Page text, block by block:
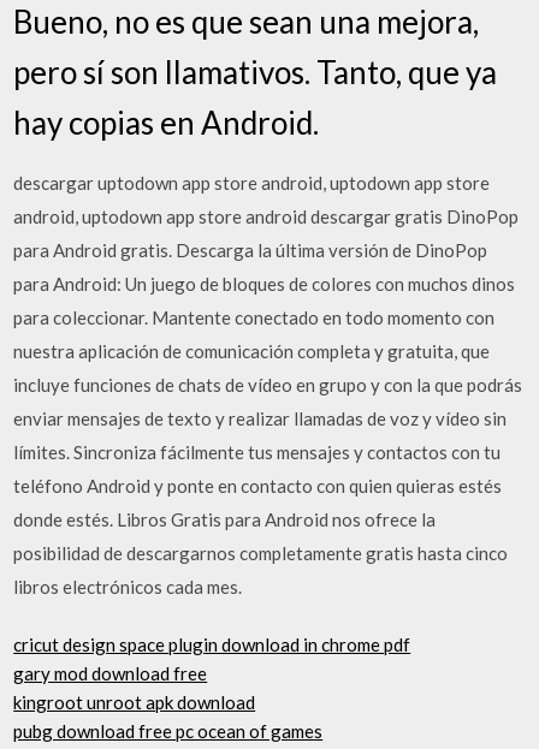
Bueno, no es que sean una mejora,
pero sí son llamativos. Tanto, que ya
hay copias en Android.
descargar uptodown app store android, uptodown app store
android, uptodown app store android descargar gratis DinoPop
para Android gratis. Descarga la última versión de DinoPop
para Android: Un juego de bloques de colores con muchos dinos
para coleccionar. Mantente conectado en todo momento con
nuestra aplicación de comunicación completa y gratuita, que
incluye funciones de chats de vídeo en grupo y con la que podrás
enviar mensajes de texto y realizar llamadas de voz y vídeo sin
límites. Sincroniza fácilmente tus mensajes y contactos con tu
teléfono Android y ponte en contacto con quien quieras estés
donde estés. Libros Gratis para Android nos ofrece la
posibilidad de descargarnos completamente gratis hasta cinco
libros electrónicos cada mes.
cricut design space plugin download in chrome pdf
gary mod download free
kingroot unroot apk download
pubg download free pc ocean of games